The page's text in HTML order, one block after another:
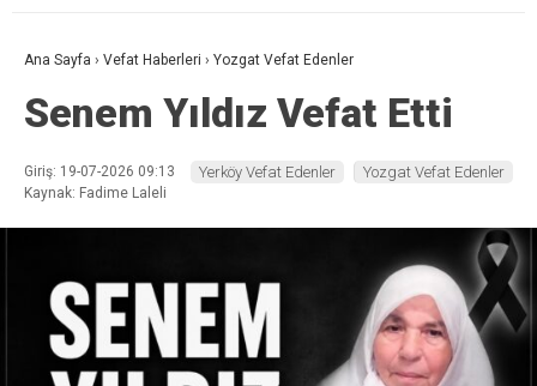
Ana Sayfa › Vefat Haberleri › Yozgat Vefat Edenler
Senem Yıldız Vefat Etti
Giriş: 19-07-2026 09:13
Kaynak: Fadime Laleli
Yerköy Vefat Edenler Yozgat Vefat Edenler